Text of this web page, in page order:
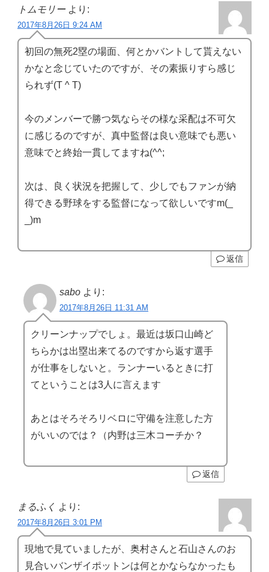
トムモリー より:
2017年8月26日 9:24 AM
初回の無死2塁の場面、何とかバントして貰えない
かなと念じていたのですが、その素振りすら感じ
られず(T ^ T)
今のメンバーで勝つ気ならその様な采配は不可欠
に感じるのですが、真中監督は良い意味でも悪い
意味でと終始一貫してますね(^^;
次は、良く状況を把握して、少しでもファンが納
得できる野球をする監督になって欲しいですm(_
_)m
返信
sabo より:
2017年8月26日 11:31 AM
クリーンナップでしょ。最近は坂口山崎ど
ちらかは出塁出来てるのですから返す選手
が仕事をしないと。ランナーいるときに打
てということは3人に言えます
あとはそろそろリベロに守備を注意した方
がいいのでは？（内野は三木コーチか？
返信
まるふく より:
2017年8月26日 3:01 PM
現地で見ていましたが、奥村さんと石山さんのお
見合いバンザイポットンは何とかならなかったも